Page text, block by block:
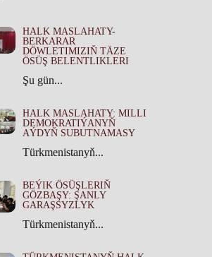
HALK MASLAHATY-
BERKARAR
DÖWLETIMIZIŇ TÄZE
ÖSÜŞ BELENTLIKLERI
Şu gün...
HALK MASLAHATY: MILLI
DEMOKRATIÝANYŇ
AÝDYŇ SUBUTNAMASY
Türkmenistanyň...
BEÝIK ÖSÜŞLERIŇ
GÖZBAŞY: ŞANLY
GARAŞSYZLYK
Türkmenistanyň...